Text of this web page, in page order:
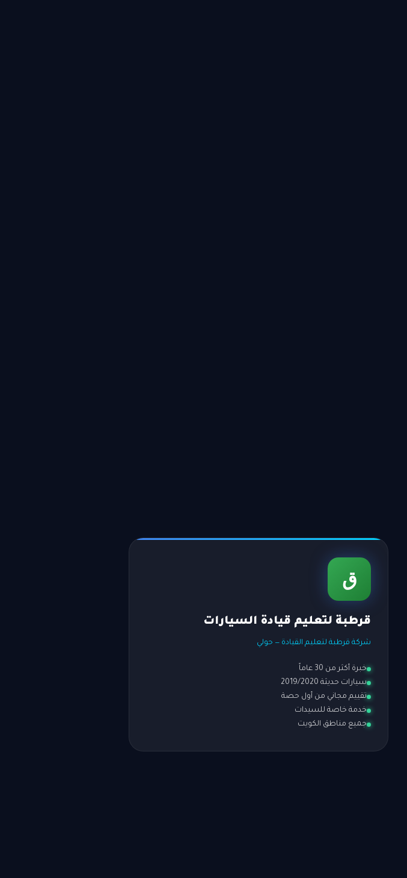
ق
قرطبة لتعليم قيادة السيارات
شركة قرطبة لتعليم القيادة — حولي
خبرة أكثر من 30 عاماً
سيارات حديثة 2019/2020
تقييم مجاني من أول حصة
خدمة خاصة للسيدات
جميع مناطق الكويت